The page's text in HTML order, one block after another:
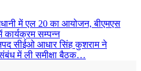
में एल 20 का आयोजन, बीएमएस
कार्यक्रम सम्पन्न
सीईओ आधार सिंह कुशराम ने
में ली समीक्षा बैठक…